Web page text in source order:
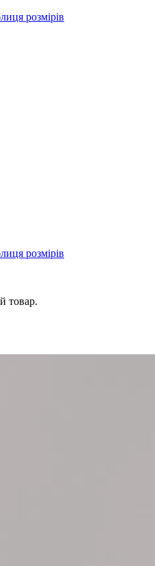
розмірів
розмірів
товар.